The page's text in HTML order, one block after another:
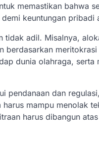
memastikan bahwa
keuntungan pribadi
adil. Misalnya,
dunia olahraga, serta
pendanaan dan
mampu menolak
harus dibangun